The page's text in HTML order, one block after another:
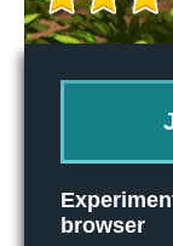
browser